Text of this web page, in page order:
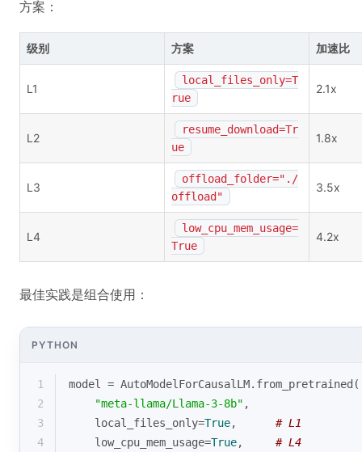
方案：
级别 方案 加速比
L1
local_files_only=T
rue
2.1x
L2
resume_download=Tr
ue
1.8x
L3
offload_folder="./
offload"
3.5x
L4
low_cpu_mem_usage=
True
4.2x
最佳实践是组合使用：
PYTHON
1
model = AutoModelForCausalLM.from_pretrained(
2
"meta-llama/Llama-3-8b" ,
3
    local_files_only=
True, # L1
4
    low_cpu_mem_usage=
True, # L4